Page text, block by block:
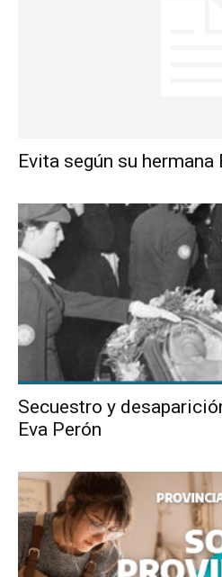
Evita según su hermana
Secuestro y
Eva Perón